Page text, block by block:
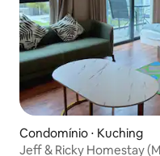
Condomínio ⋅ Kuching
Jeff & Ricky Homestay